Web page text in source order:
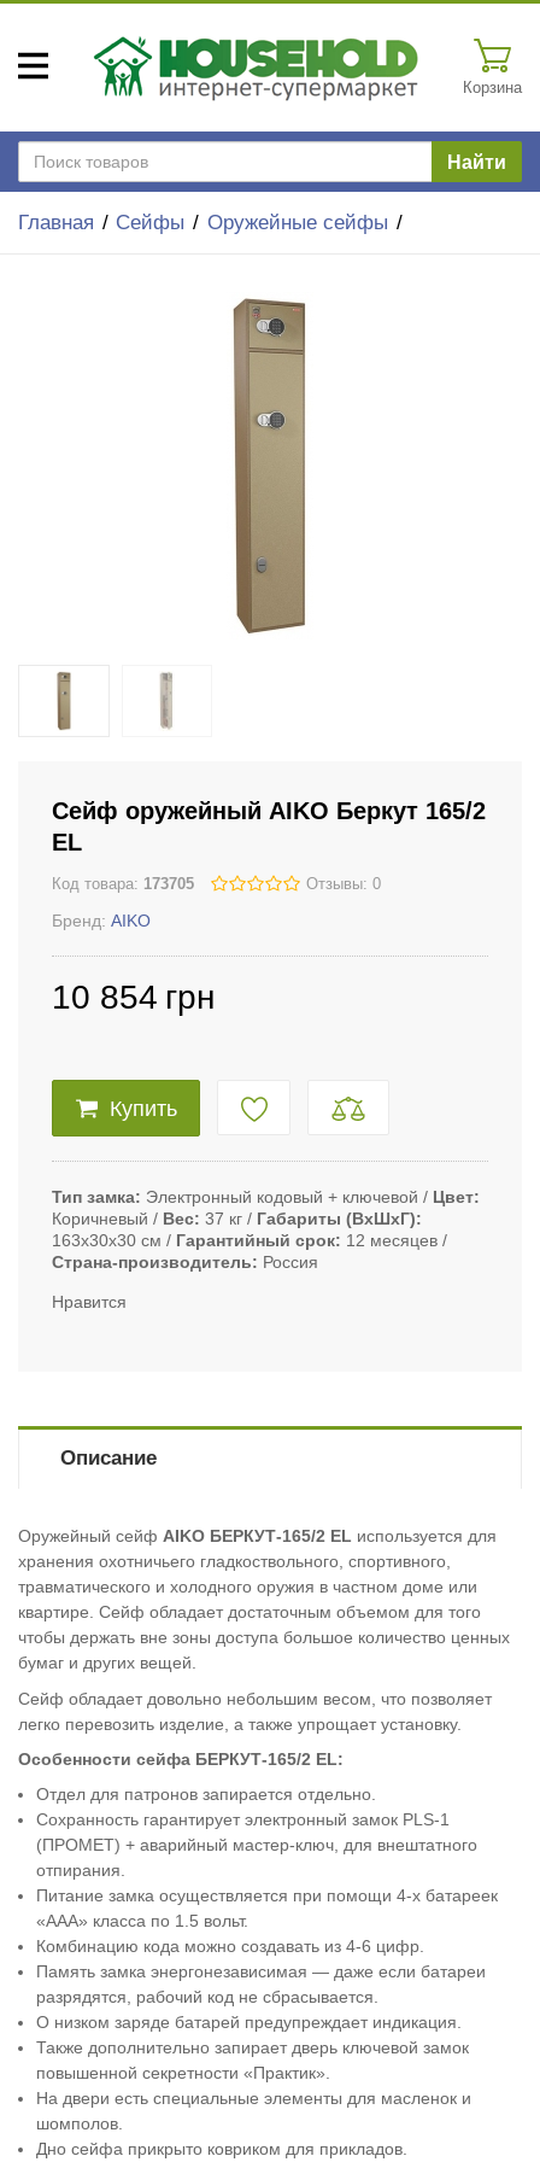
Корзина
Найти
Главная Сейфы Оружейные сейфы
Сейф оружейный AIKO Беркут 165/2
EL
Код товара: 173705 Отзывы: 0
Бренд: AIKO
10 854 грн
Купить
Тип замка Электронный кодовый + ключевой
Цвет
Коричневый
Вес 37 кг
Габариты (ВxШxГ)
163x30x30 см
Гарантийный срок
12 месяцев
Страна-производитель
Россия
Нравится
Описание
Оружейный сейф AIKO БЕРКУТ-165/2 EL используется для
хранения охотничьего гладкоствольного, спортивного,
травматического и холодного оружия в частном доме или
квартире. Сейф обладает достаточным объемом для того
чтобы держать вне зоны доступа большое количество ценных
бумаг и других вещей.
Сейф обладает довольно небольшим весом, что позволяет
легко перевозить изделие, а также упрощает установку.
Особенности сейфа БЕРКУТ-165/2 EL:
Отдел для патронов запирается отдельно.
Сохранность гарантирует электронный замок PLS-1
(ПРОМЕТ) + аварийный мастер-ключ, для внештатного
отпирания.
Питание замка осуществляется при помощи 4-х батареек
«ААА» класса по 1.5 вольт.
Комбинацию кода можно создавать из 4-6 цифр.
Память замка энергонезависимая — даже если батареи
разрядятся, рабочий код не сбрасывается.
О низком заряде батарей предупреждает индикация.
Также дополнительно запирает дверь ключевой замок
повышенной секретности «Практик».
На двери есть специальные элементы для масленок и
шомполов.
Дно сейфа прикрыто ковриком для прикладов.